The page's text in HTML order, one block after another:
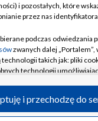
Cyfrowa
Pomoc
Kontakt
Kanały
Polska S.A. w
i pozostałych, które
przez nas identyfikatora
podczas odwiedzania
zwanych dalej
technologii takich jak: pliki
technologii
i przechodzę do